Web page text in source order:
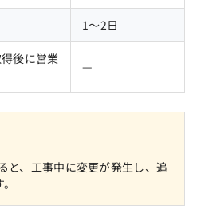
1〜2日
後に営業
—
と、工事中に変更が発生し、追